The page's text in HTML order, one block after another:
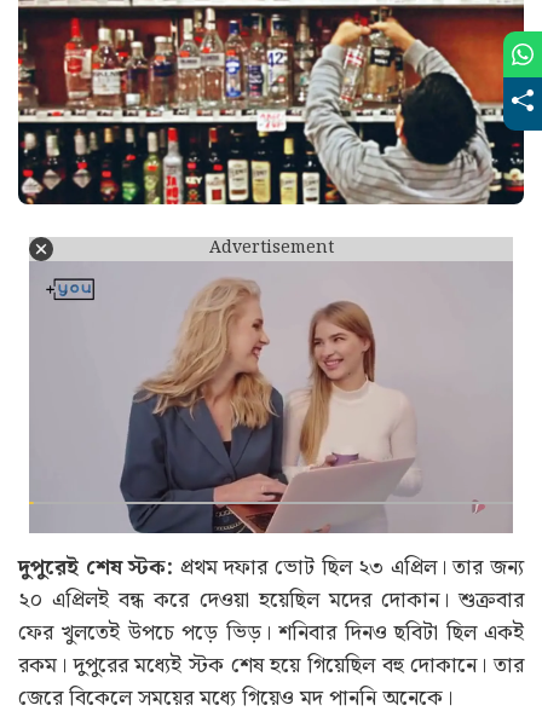
Advertisement
দুপুরেই শেষ স্টক: প্রথম দফার ভোট ছিল ২৩ এপ্রিল। তার জন্য
২০ এপ্রিলই বন্ধ করে দেওয়া হয়েছিল মদের দোকান। শুক্রবার
ফের খুলতেই উপচে পড়ে ভিড়। শনিবার দিনও ছবিটা ছিল একই
রকম। দুপুরের মধ্যেই স্টক শেষ হয়ে গিয়েছিল বহু দোকানে। তার
জেরে বিকেলে সময়ের মধ্যে গিয়েও মদ পাননি অনেকে।